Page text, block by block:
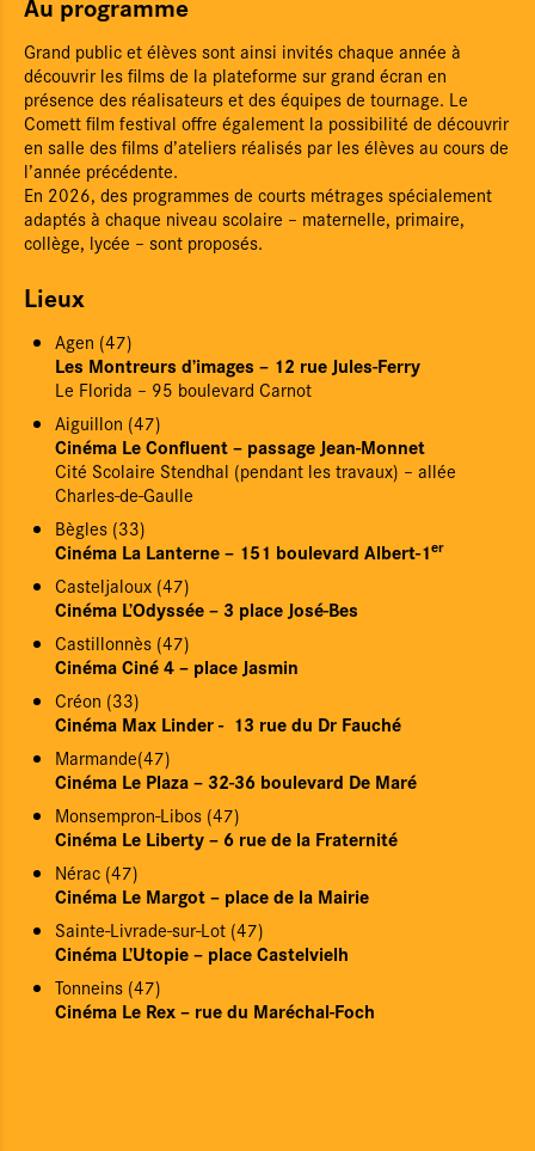
Le Pôle régional
Grand public et élèves sont ainsi invités chaque année à
découvrir les films de la plateforme sur grand écran en
présence des réalisateurs et des équipes de tournage. Le
Comett film festival offre également la possibilité de découvrir
en salle des films d’ateliers réalisés par les élèves au cours de
l’année précédente.
En 2026, des programmes de courts métrages spécialement
adaptés à chaque niveau scolaire – maternelle, primaire,
collège, lycée – sont proposés.
Lieux
Agen (47)
Les Montreurs d’images – 12 rue Jules-Ferry
Le Florida – 95 boulevard Carnot
Aiguillon (47)
Cinéma Le Confluent – passage Jean-Monnet
Cité Scolaire Stendhal (pendant les travaux) – allée
Charles-de-Gaulle
Bègles (33)
Cinéma La Lanterne – 151 boulevard Albert-1er
Casteljaloux (47)
Cinéma L’Odyssée – 3 place José-Bes
Castillonnès (47)
Cinéma Ciné 4 – place Jasmin
Créon (33)
Cinéma Max Linder - 13 rue du Dr Fauché
Marmande(47)
Cinéma Le Plaza – 32-36 boulevard De Maré
Monsempron-Libos (47)
Cinéma Le Liberty – 6 rue de la Fraternité
Nérac (47)
Cinéma Le Margot – place de la Mairie
Sainte-Livrade-sur-Lot (47)
Cinéma L’Utopie – place Castelvielh
Tonneins (47)
Cinéma Le Rex – rue du Maréchal-Foch